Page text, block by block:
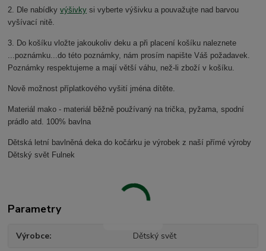
2. Dle nabídkyvýšivky si vyberte výšivku a pouvažujte nad barvou
vyšívací nitě.
3. Do košíku vložte jakoukoliv deku a při placení košíku naleznete
...poznámku...do této poznámky, nám prosím napište Váš požadavek.
Poznámky respektujeme a mají větší váhu, než-li zboží v košíku.
Nově možnost příplatkového vyšití jména dítěte.
Materiál mako - materiál běžně používaný na trička, pyžama, spodní
prádlo atd. 100% bavlna
Dětská letní bavlněná deka do kočárku je výrobek z naší přímé výroby
Dětský svět Fulnek
Parametry
Výrobce Dětský svět